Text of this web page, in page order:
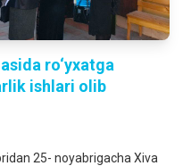
ro‘yxatga
ishlari olib
25- noyabrigacha Xiva